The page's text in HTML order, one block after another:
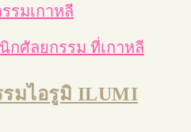
รมเกาหลี
กศัลยกรรม ที่เกาหลี
มไอรูมิ ILUMI